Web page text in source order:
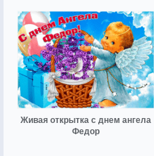
Живая открытка с днем ангела
Федор